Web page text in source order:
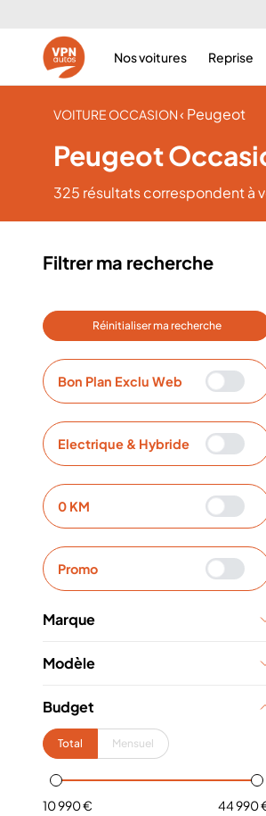
Nos voitures Reprise
VOITURE OCCASION‹ Peugeot
Peugeot
325 résultatscorrespondent à
Filtrer ma recherche
Réinitialiser ma recherche
Bon Plan Exclu Web
Electrique & Hybride
0 KM
Promo
Marque
Modèle
Budget
Total Mensuel
10 990 € 44 990